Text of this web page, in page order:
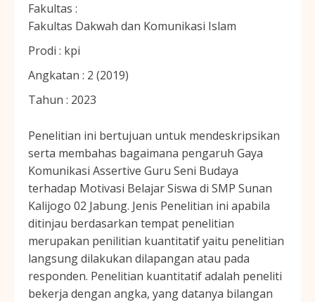
Fakultas :
Fakultas Dakwah dan Komunikasi Islam
Prodi : kpi
Angkatan : 2 (2019)
Tahun : 2023
Penelitian ini bertujuan untuk mendeskripsikan
serta membahas bagaimana pengaruh Gaya
Komunikasi Assertive Guru Seni Budaya
terhadap Motivasi Belajar Siswa di SMP Sunan
Kalijogo 02 Jabung. Jenis Penelitian ini apabila
ditinjau berdasarkan tempat penelitian
merupakan penilitian kuantitatif yaitu penelitian
langsung dilakukan dilapangan atau pada
responden. Penelitian kuantitatif adalah peneliti
bekerja dengan angka, yang datanya bilangan